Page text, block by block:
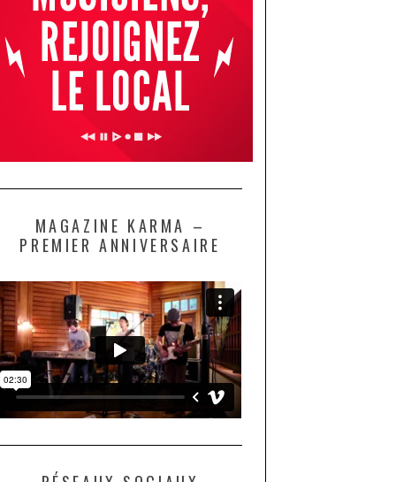
MAGAZINE KARMA –
PREMIER ANNIVERSAIRE